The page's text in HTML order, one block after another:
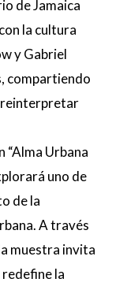
de Jamaica
la cultura
y Gabriel
compartiendo
reinterpretar
“Alma Urbana
uno de
de la
A través
muestra invita
la